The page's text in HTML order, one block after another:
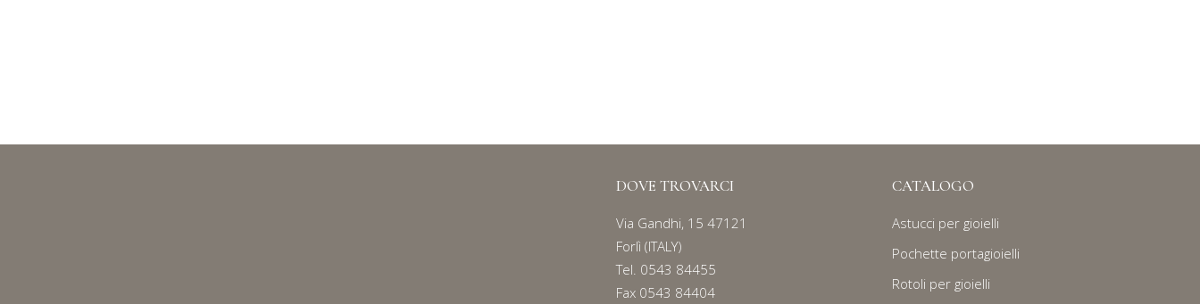
DOVE TROVARCI
Via Gandhi, 15 47121
Forlì (ITALY)
Tel. 0543 84455
Fax 0543 84404
CATALOGO
Astucci per gioielli
Pochette portagioielli
Rotoli per gioielli